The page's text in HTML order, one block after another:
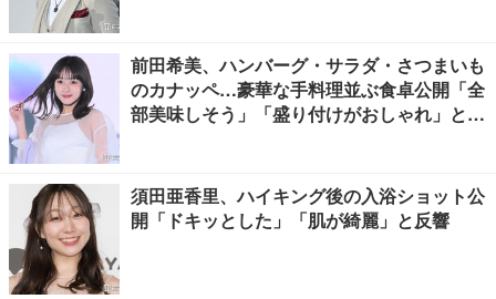
前田希美、ハンバーグ・サラダ・さつまいも
のカナッペ…豪華な手料理並ぶ食卓公開「全
部美味しそう」「盛り付けがおしゃれ」と絶
須田亜香里、ハイキング後の入浴ショット公
開「ドキッとした」「肌が綺麗」と反響